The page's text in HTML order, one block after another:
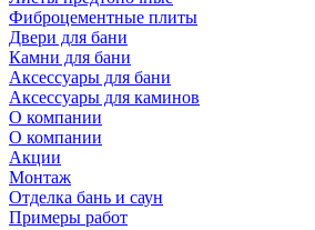
Фиброцементные плиты
Двери для бани
Камни для бани
Аксессуары для бани
Аксессуары для каминов
О компании
О компании
Акции
Монтаж
Отделка бань и саун
Примеры работ